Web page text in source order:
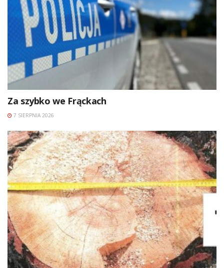
Za szybko we Frąckach
7 SIERPNIA 2026